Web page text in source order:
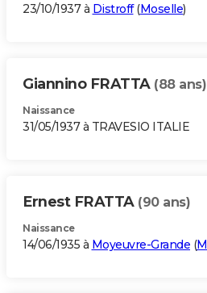
23/10/1937 à Distroff(Moselle)
Giannino FRATTA (88 ans)
Naissance
31/05/1937 à TRAVESIO ITALIE
Ernest FRATTA (90 ans)
Naissance
14/06/1935 à Moyeuvre-Grande (